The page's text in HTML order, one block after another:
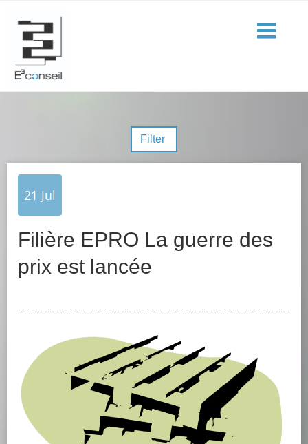
21 Jul
Filière EPRO La guerre des
prix est lancée
Filter